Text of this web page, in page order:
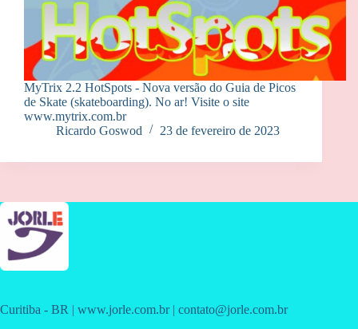
MyTrix 2.2 HotSpots - Nova versão do Guia de Picos
de Skate (skateboarding). No ar! Visite o site
www.mytrix.com.br
Ricardo Goswod
23 de fevereiro de 2023
Curitiba - BR | www.jorle.com.br | contato@jorle.com.br